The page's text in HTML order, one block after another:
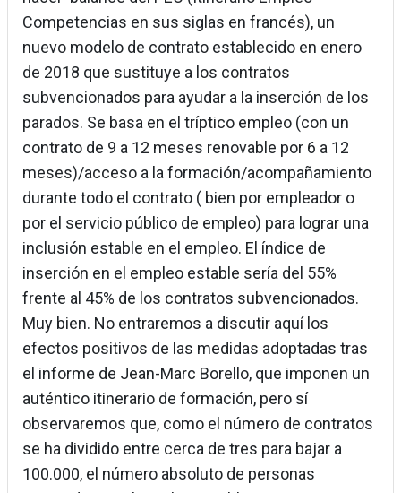
Competencias en sus siglas en francés), un
nuevo modelo de contrato establecido en enero
de 2018 que sustituye a los contratos
subvencionados para ayudar a la inserción de los
parados. Se basa en el tríptico empleo (con un
contrato de 9 a 12 meses renovable por 6 a 12
meses)/acceso a la formación/acompañamiento
durante todo el contrato ( bien por empleador o
por el servicio público de empleo) para lograr una
inclusión estable en el empleo. El índice de
inserción en el empleo estable sería del 55%
frente al 45% de los contratos subvencionados.
Muy bien. No entraremos a discutir aquí los
efectos positivos de las medidas adoptadas tras
el informe de Jean-Marc Borello, que imponen un
auténtico itinerario de formación, pero sí
observaremos que, como el número de contratos
se ha dividido entre cerca de tres para bajar a
100.000, el número absoluto de personas